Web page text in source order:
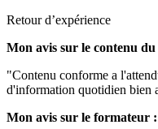
Retour d’expérience
Mon avis sur le contenu du
"Contenu conforme a
d'information quotidien bien
Mon avis sur le formateur :